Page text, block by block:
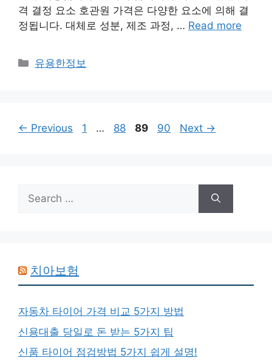
격 결정 요소 호관원 가격은 다양한 요소에 의해 결
정됩니다. 대체로 성분, 제조 과정, … Read more
Categories
유용한정보
← Previous Page
1 … Page
88 Page
89 Page
90 Next →
Search
for:
치아보험
자동차 타이어 가격 비교 5가지 방법
신용대출 당일로 돈 받는 5가지 팁
신품 타이어 점검방법 5가지 쉽게 설명!